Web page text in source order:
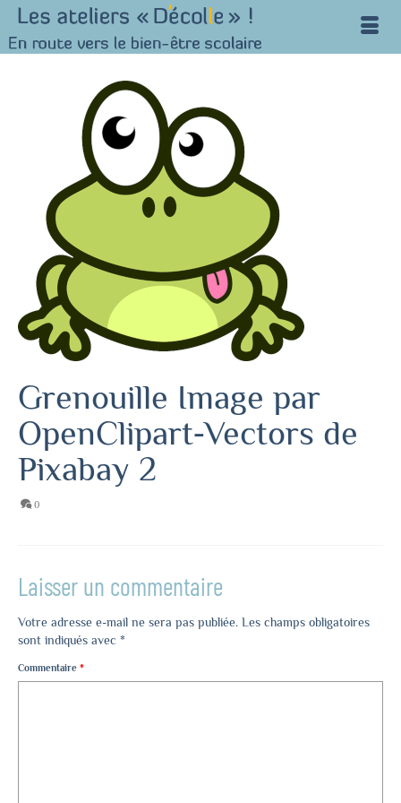
Grenouille Image par
OpenClipart-Vectors de
Pixabay 2
0
Laisser un commentaire
Votre adresse e-mail ne sera pas publiée. Les champs obligatoires
sont indiqués avec *
Commentaire *